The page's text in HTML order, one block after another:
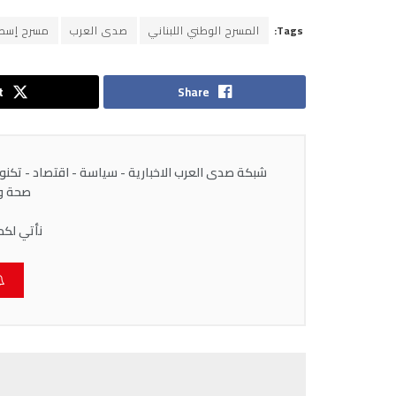
Tags: المسرح الوطني اللبناني صدى العرب مسرح
Share
شبكة صدى العرب الاخبارية - سياسة - اقتصاد -
صحة
نأتي